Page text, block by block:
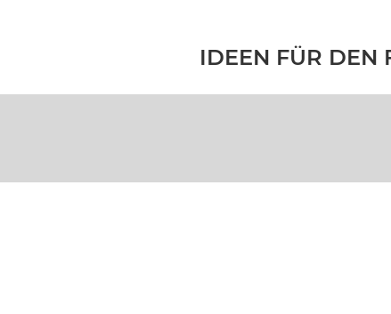
IDEEN FÜR